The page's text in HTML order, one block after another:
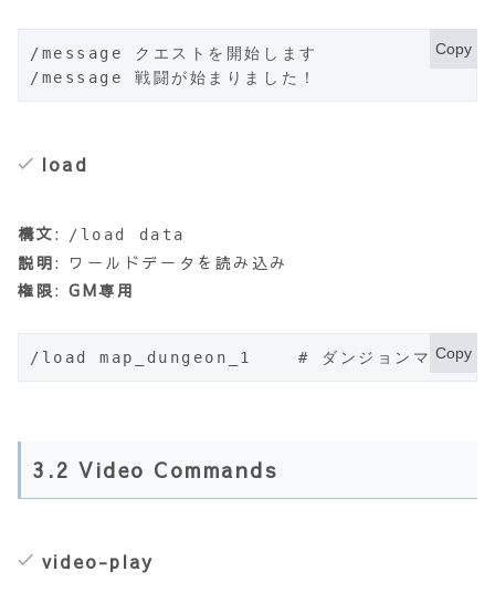
/message クエストを開始します
/message 戦闘が始まりました！
Copy
load
構文: /load data
説明: ワールドデータを読み込み
権限:GM専用
/load map_dungeon_1    # ダンジョンマップを
Copy
3.2 Video Commands
video-play